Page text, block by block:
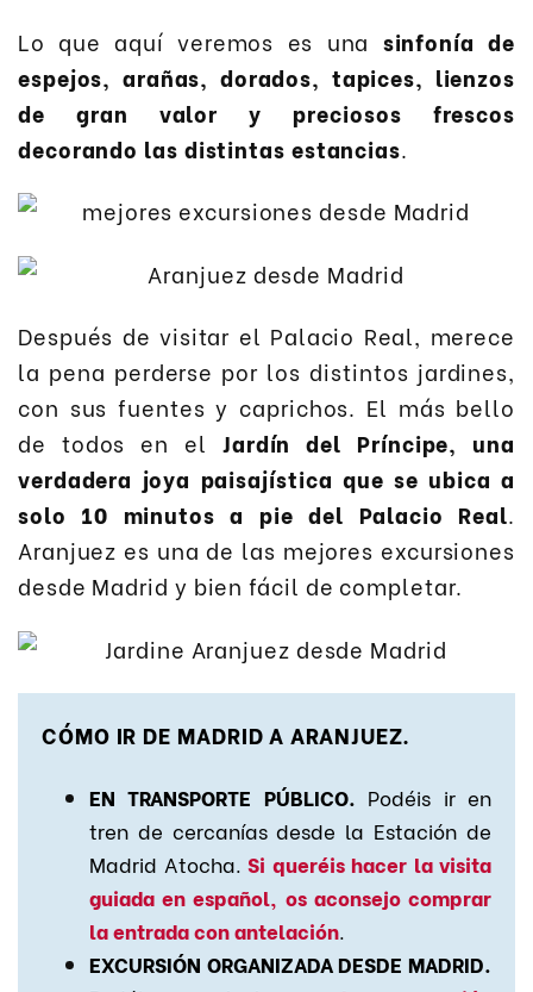
Lo que aquí veremos es una sinfonía de
espejos, arañas, dorados, tapices, lienzos
de gran valor y preciosos frescos
decorando las distintas estancias.
Después de visitar el Palacio Real, merece
la pena perderse por los distintos jardines,
con sus fuentes y caprichos. El más bello
de todos en el Jardín del Príncipe, una
verdadera joya paisajística que se ubica a
solo 10 minutos a pie del Palacio Real.
Aranjuez es una de las mejores excursiones
desde Madrid y bien fácil de completar.
CÓMO IR DE MADRID A ARANJUEZ.
EN TRANSPORTE PÚBLICO. Podéis ir en
tren de cercanías desde la Estación de
Madrid Atocha. Si queréis hacer la visita
guiada en español, os aconsejo comprar
la entrada con antelación.
EXCURSIÓN ORGANIZADA DESDE MADRID.